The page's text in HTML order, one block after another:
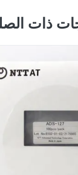
الخزفي
ذات الصلة